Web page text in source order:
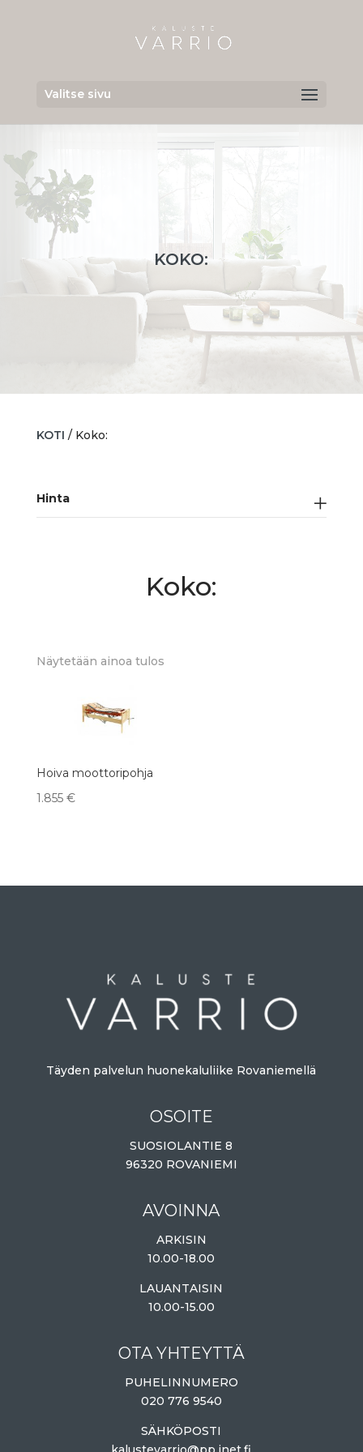
Valitse sivu
KOKO:
KOTI / Koko:
Hinta
Koko:
Näytetään ainoa tulos
Hoiva moottoripohja
1.855 €
Täyden palvelun huonekaluliike Rovaniemellä
OSOITE
SUOSIOLANTIE 8
96320 ROVANIEMI
AVOINNA
ARKISIN
10.00-18.00
LAUANTAISIN
10.00-15.00
OTA YHTEYTTÄ
PUHELINNUMERO
020 776 9540
SÄHKÖPOSTI